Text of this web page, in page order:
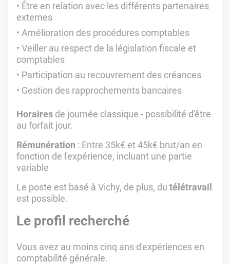
Être en relation avec les différents partenaires
externes
Amélioration des procédures comptables
Veiller au respect de la législation fiscale et
comptables
Participation au recouvrement des créances
Gestion des rapprochements bancaires
Horaires de journée classique - possibilité d'être
au forfait jour.
Rémunération : Entre 35k€ et 45k€ brut/an en
fonction de l'expérience, incluant une partie
variable
Le poste est basé à Vichy, de plus, du télétravail
est possible.
Le profil recherché
Vous avez au moins cinq ans d'expériences en
comptabilité générale.